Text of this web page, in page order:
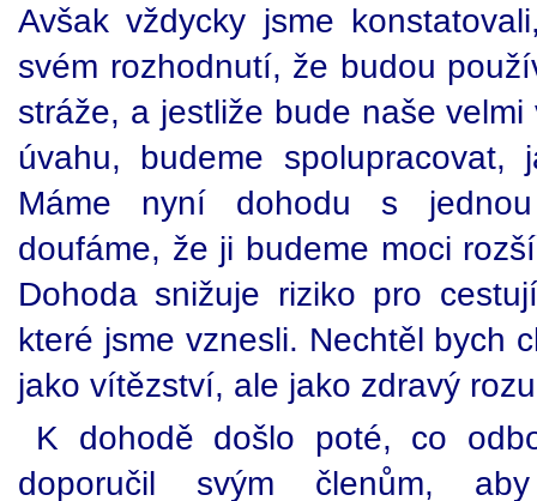
Avšak vždycky jsme
svém rozhodnutí, že budou
stráže, a jestliže bude naše
úvahu, budeme spolupracovat,
Máme nyní dohodu s
doufáme, že ji budeme moci
Dohoda snižuje riziko pro
které jsme vznesli. Nechtěl bych
jako vítězství, ale jako zdravý
K dohodě došlo poté, co
doporučil svým členům,